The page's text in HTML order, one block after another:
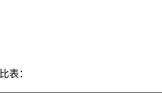
表：